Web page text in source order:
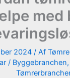
med
2024 / Af
/ Byggebranchen,